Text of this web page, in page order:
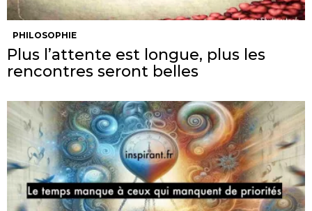
PHILOSOPHIE
Plus l’attente est longue, plus les
rencontres seront belles